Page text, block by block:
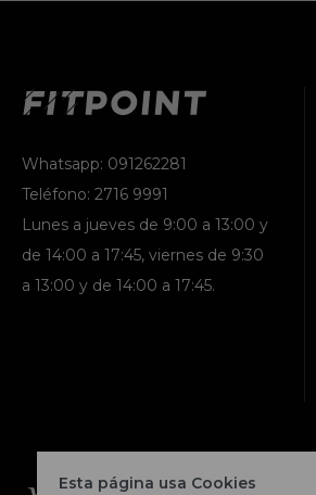
Esta página usa Cookies
Whatsapp: 091262281
Teléfono: 2716 9991
Lunes a jueves de 9:00 a 13:00 y
de 14:00 a 17:45, viernes de 9:30
a 13:00 y de 14:00 a 17:45.